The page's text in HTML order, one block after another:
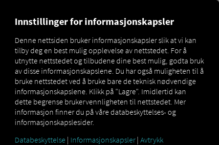
Marketplace
MAN
DigitalServices
Connectors
MAN
Connect
MAN KOBLE TIL
Innstillinger for informasjonskapsler
Denne nettsiden bruker informasjonskapsler slik at vi kan
tilby deg en best mulig opplevelse av nettstedet. For å
utnytte nettstedet og tilbudene dine best mulig, godta bruk
av disse informasjonskapslene. Du har også muligheten til å
bruke nettstedet ved å bruke bare de teknisk nødvendige
informasjonskapslene. Klikk på "Lagre". Imidlertid kan
dette begrense brukervennligheten til nettstedet. Mer
informasjon finner du på våre databeskyttelses- og
informasjonskapslesider.
Databeskyttelse | Informasjonskapsler | Avtrykk